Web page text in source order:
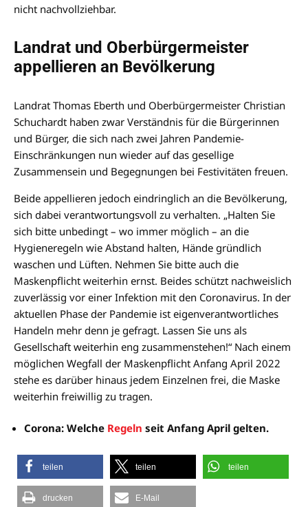
nicht nachvollziehbar.
Landrat und Oberbürgermeister
appellieren an Bevölkerung
Landrat Thomas Eberth und Oberbürgermeister Christian
Schuchardt haben zwar Verständnis für die Bürgerinnen
und Bürger, die sich nach zwei Jahren Pandemie-
Einschränkungen nun wieder auf das gesellige
Zusammensein und Begegnungen bei Festivitäten freuen.
Beide appellieren jedoch eindringlich an die Bevölkerung,
sich dabei verantwortungsvoll zu verhalten. „Halten Sie
sich bitte unbedingt – wo immer möglich – an die
Hygieneregeln wie Abstand halten, Hände gründlich
waschen und Lüften. Nehmen Sie bitte auch die
Maskenpflicht weiterhin ernst. Beides schützt nachweislich
zuverlässig vor einer Infektion mit den Coronavirus. In der
aktuellen Phase der Pandemie ist eigenverantwortliches
Handeln mehr denn je gefragt. Lassen Sie uns als
Gesellschaft weiterhin eng zusammenstehen!“ Nach einem
möglichen Wegfall der Maskenpflicht Anfang April 2022
stehe es darüber hinaus jedem Einzelnen frei, die Maske
weiterhin freiwillig zu tragen.
Corona: Welche Regeln seit Anfang April gelten.
teilen teilen teilen
drucken E-Mail